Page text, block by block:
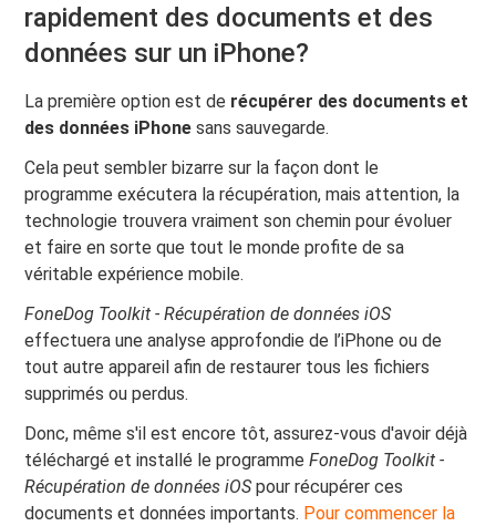
rapidement des documents et des
données sur un iPhone?
La première option est de récupérer des documents et
des données iPhone sans sauvegarde.
Cela peut sembler bizarre sur la façon dont le
programme exécutera la récupération, mais attention, la
technologie trouvera vraiment son chemin pour évoluer
et faire en sorte que tout le monde profite de sa
véritable expérience mobile.
FoneDog Toolkit - Récupération de données iOS
effectuera une analyse approfondie de l’iPhone ou de
tout autre appareil afin de restaurer tous les fichiers
supprimés ou perdus.
Donc, même s'il est encore tôt, assurez-vous d'avoir déjà
téléchargé et installé le programmeFoneDog Toolkit -
Récupération de données iOSpour récupérer ces
documents et données importants. Pour commencer la